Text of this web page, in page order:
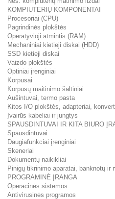
KOMPIUTERIŲ KOMPONENTAI
Procesoriai (CPU)
Pagrindinės plokštės
Operatyvioji atmintis (RAM)
Mechaniniai kietieji diskai (HDD)
SSD kietieji diskai
Vaizdo plokštės
Optiniai įrenginiai
Korpusai
Korpusų maitinimo šaltiniai
Aušintuvai, termo pasta
Kitos I/O plokštės, adapteriai,
Įvairūs kabeliai ir jungtys
SPAUSDINTUVAI IR KITA BIURO
Spausdintuvai
Daugiafunkciai įrenginiai
Skeneriai
Dokumentų naikikliai
Pinigų tikrinimo aparatai, banknotų ir
PROGRAMINĖ ĮRANGA
Operacinės sistemos
Antivirusinės programos